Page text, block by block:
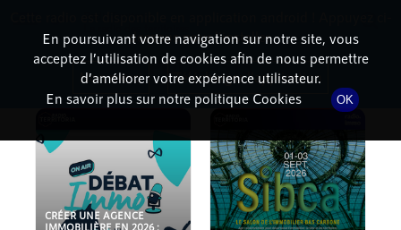
PODCASTS
CRÉER UNE AGENCE
IMMOBILIÈRE EN 2026 :
En poursuivant votre navigation sur notre site, vous
acceptez l’utilisation de cookies afin de nous permettre
d’améliorer votre expérience utilisateur.
En savoir plus sur notre politique Cookies
OK
dessous pour l'installer.
Non merci Télécharger l'application